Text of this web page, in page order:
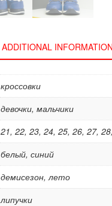
ADDITIONAL INFORMATION
кроссовки
девочки, мальчики
21, 22, 23, 24, 25, 26, 27,
белый, синий
демисезон, лето
липучки